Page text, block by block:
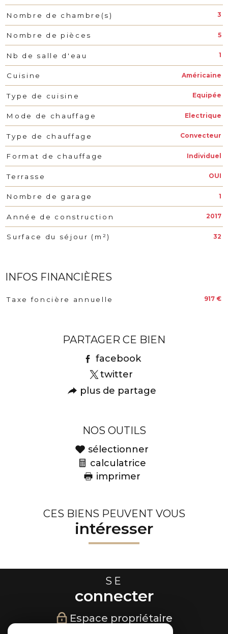
Nombre de chambre(s) 3
Nombre de pièces 5
Nb de salle d'eau 1
Cuisine Américaine
Type de cuisine Equipée
Mode de chauffage Electrique
Type de chauffage Convecteur
Format de chauffage Individuel
Terrasse OUI
Nombre de garage 1
Année de construction 2017
Surface du séjour (m²) 32
INFOS FINANCIÈRES
Caractéristiques Valeurs
Taxe foncière annuelle 917 €
PARTAGER CE BIEN
facebook
twitter
plus de partage
NOS OUTILS
sélectionner
calculatrice
imprimer
CES BIENS PEUVENT VOUS
intéresser
SE
connecter
Espace propriétaire